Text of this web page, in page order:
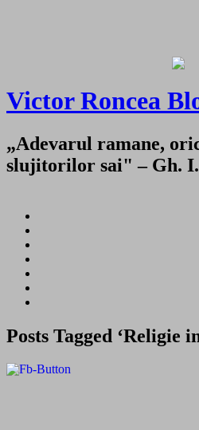
Victor Roncea
„Adevarul ramane,
slujitorilor sai" – Gh.
Posts Tagged ‘Religie